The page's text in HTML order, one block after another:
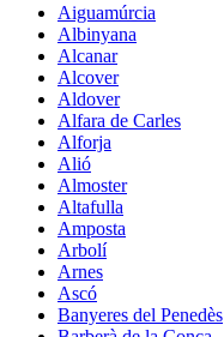
Aiguamúrcia
Albinyana
Alcanar
Alcover
Aldover
Alfara de Carles
Alforja
Alió
Almoster
Altafulla
Amposta
Arbolí
Arnes
Ascó
Banyeres del Penedès